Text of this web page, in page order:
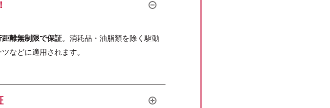
距離無制限で保証。消耗品・油脂類を除く駆動
などに適用されます。